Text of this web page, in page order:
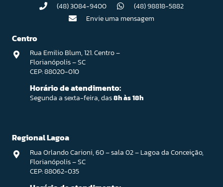
(48) 3084-9400
(48) 98818-5882
Envie uma mensagem
Centro
Rua Emilio Blum, 121. Centro –
Florianópolis – SC
CEP: 88020-010
Horário de atendimento:
Segunda a sexta-feira, das8h às 18h
Regional Lagoa
Rua Orlando Carioni, 60 – sala 02 – Lagoa da Conceição,
Florianópolis – SC
CEP: 88062-035